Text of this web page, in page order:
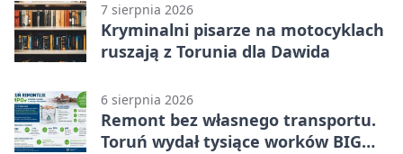
7 sierpnia 2026
Kryminalni pisarze na motocyklach
ruszają z Torunia dla Dawida
6 sierpnia 2026
Remont bez własnego transportu.
Toruń wydał tysiące worków BIG